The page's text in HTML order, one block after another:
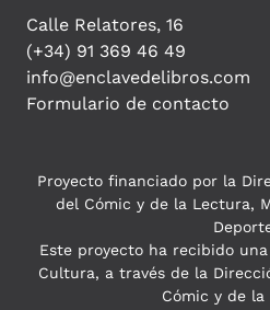
Calle Relatores, 16
(+34) 91 369 46 49
info@enclavedelibros.com
Formulario de contacto
Proyecto financiado por la
del Cómic y de la Lectura,
Este proyecto ha recibido
Cultura, a través de la
Cómic y de